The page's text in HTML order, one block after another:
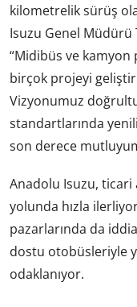
kilometrelik sürüş
Isuzu Genel Müdürü
“Midibüs ve
birçok projeyi
Vizyonumuz
standartlarında
son derece
Anadolu Isuzu, ticari
yolunda hızla
pazarlarında da
dostu otobüsleriyle
odaklanıyor.